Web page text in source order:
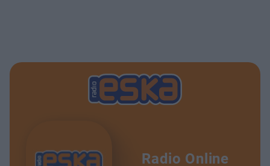
Radio Online